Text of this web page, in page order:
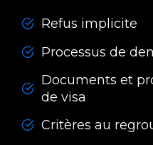
Refus implicite
Processus de
Documents et
de visa
Critères au